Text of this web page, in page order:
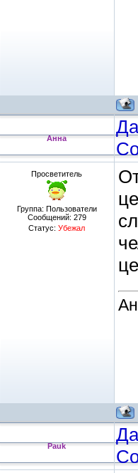
Анна
Просветитель
Группа: Пользователи
Сообщений: 279
Статус: Убежал
Pauk